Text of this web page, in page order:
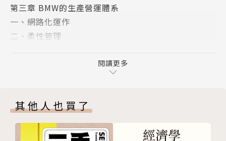
第三章 BMW的生產營運體系
一、網路化運作
二、柔性管理
案例:福特公司的一體化戰略
一、研究市場
二、專注高價市場
三、適應變化
閱讀更多
其他人也買了